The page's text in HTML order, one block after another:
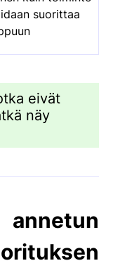
suorittaa
eivät
näy